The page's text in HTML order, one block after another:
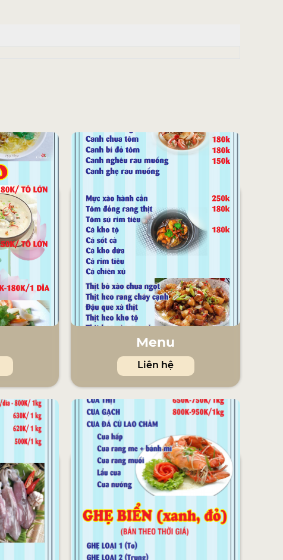
Menu
Liên hệ